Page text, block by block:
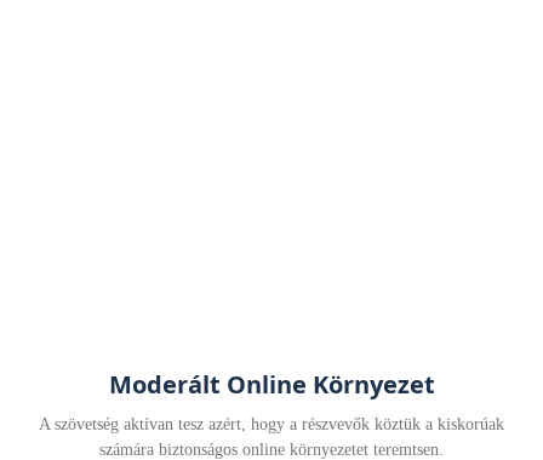
Moderált Online Környezet
A szövetség aktívan tesz azért, hogy a részvevők köztük a kiskorúak
számára biztonságos online környezetet teremtsen.